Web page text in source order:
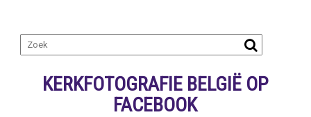
KERKFOTOGRAFIE BELGIË OP
FACEBOOK